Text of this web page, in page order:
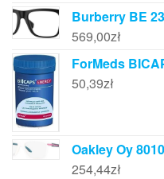
Burberry BE
569,00zł
ForMeds
50,39zł
Oakley Oy
254,44zł